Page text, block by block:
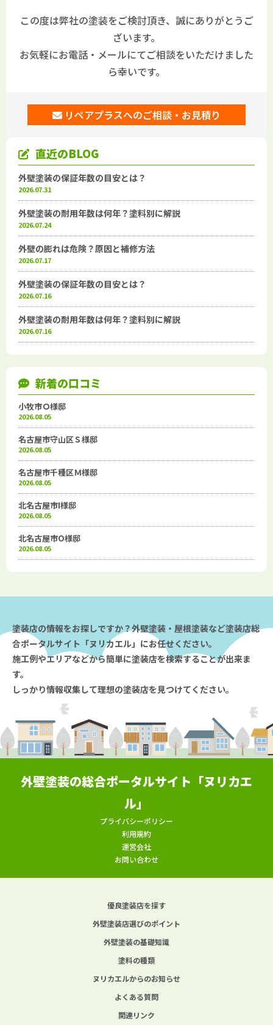
この度は弊社の塗装をご検討頂き、誠にありがとうご
ざいます。
お気軽にお電話・メールにてご相談をいただけました
ら幸いです。
リペアプラスへのご相談・お見積り
直近のBLOG
外壁塗装の保証年数の目安とは？
2026.07.31
外壁塗装の耐用年数は何年？塗料別に解説
2026.07.24
外壁の膨れは危険？原因と補修方法
2026.07.17
外壁塗装の保証年数の目安とは？
2026.07.16
外壁塗装の耐用年数は何年？塗料別に解説
2026.07.16
新着の口コミ
小牧市Ｏ様邸
2026.08.05
名古屋市守山区Ｓ様邸
2026.08.05
名古屋市千種区Ｍ様邸
2026.08.05
北名古屋市I様邸
2026.08.05
北名古屋市O様邸
2026.08.05
塗装店の情報をお探しですか？外壁塗装・屋根塗装など塗装店総
合ポータルサイト「ヌリカエル」にお任せください。
施工例やエリアなどから簡単に塗装店を検索することが出来ま
す。
しっかり情報収集して理想の塗装店を見つけてください。
外壁塗装の総合ポータルサイト「ヌリカエ
ル」
プライバシーポリシー
利用規約
運営会社
お問い合わせ
優良塗装店を探す
外壁塗装店選びのポイント
外壁塗装の基礎知識
塗料の種類
ヌリカエルからのお知らせ
よくある質問
関連リンク